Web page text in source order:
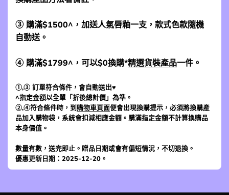
③ 購滿$1500^，加送人氣唇釉一支，款式色款隨機
自動送。
④ 購滿$1799^，可以$0換購*精選貨裝產品一件。
①,③ 訂單符合條件，會自動送出♥
^指定金額以全單「折後總計價」為準。
②,④符合條件時，到 購物車頁面便會出現換購提示，必須將換購產
品加入購物袋，系統會扣減相應金額。購滿指定金額不計算換購品
本身價值。
數量有數，送完即止。贈品日期或會有偏短情況，不切退換。
優惠更新日期：2025-12-20。